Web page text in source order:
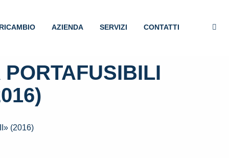
AZIENDA SERVIZI CONTATTI
(2016)